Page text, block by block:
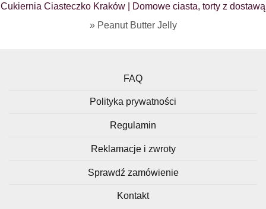
Cukiernia Ciasteczko Kraków | Domowe ciasta, torty z dostawą
» Peanut Butter Jelly
FAQ
Polityka prywatności
Regulamin
Reklamacje i zwroty
Sprawdź zamówienie
Kontakt